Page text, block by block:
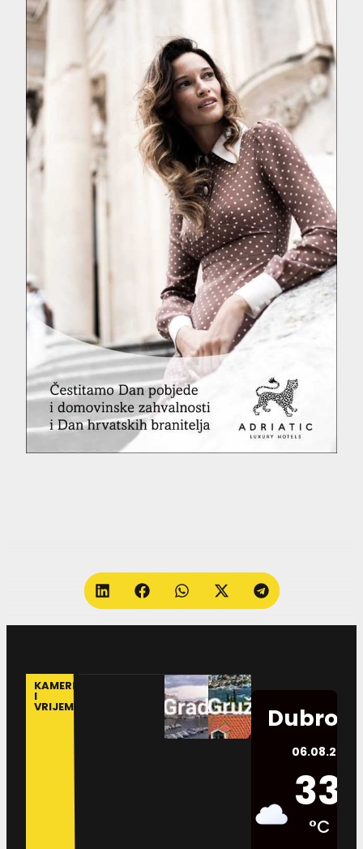
KAMERE
I
VRIJEME
06.08.2026.
33
°C